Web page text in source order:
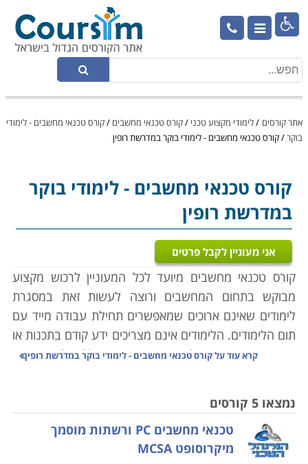

אתר קורסים /לימודי מקצוע טכני /קורס טכנאי מחשבים /קורס טכנאי מחשבים - לימודי
בוקר/קורס טכנאי מחשבים - לימודי בוקר במדרשת רופין
קורס טכנאי מחשבים - לימודי בוקר
במדרשת רופין
אני מעוניין לקבל פרטים
קורס טכנאי מחשבים מיועד לכל המעוניין לרכוש מקצוע
מבוקש בתחום המחשבים ורוצה לעשות זאת במסגרת
לימודים שאינם ארוכים שמאפשרים תחילת עבודה מייד עם
תום הלימודים. הלימודים אינם מצריכים ידע קודם בתכנות או
בתחומים אחרים מעולם המחשבים, והם כוללים לימוד האופן
במערכות קיימות. במסגרת הלימודים מוצעים הקורסים
הבאים:
קרא עוד עלקורס טכנאי מחשבים - לימודי בוקר במדרשת רופין
נמצאו 5 קורסים
טכנאי מחשבים PC ורשתות מוסמך
מיקרוסופט MCSA